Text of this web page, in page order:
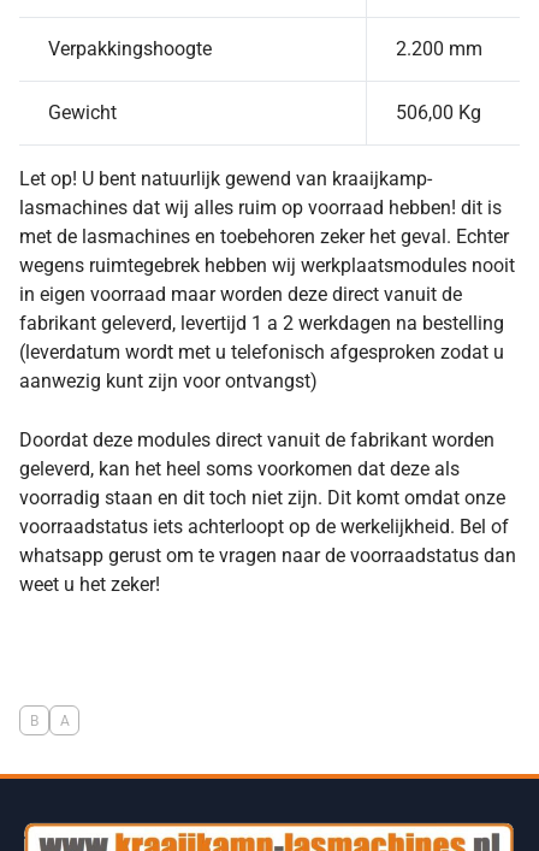
Verpakkingshoogte 2.200 mm
Gewicht 506,00 Kg
Let op! U bent natuurlijk gewend van kraaijkamp-
lasmachines dat wij alles ruim op voorraad hebben! dit is
met de lasmachines en toebehoren zeker het geval. Echter
wegens ruimtegebrek hebben wij werkplaatsmodules nooit
in eigen voorraad maar worden deze direct vanuit de
fabrikant geleverd, levertijd 1 a 2 werkdagen na bestelling
(leverdatum wordt met u telefonisch afgesproken zodat u
aanwezig kunt zijn voor ontvangst)
Doordat deze modules direct vanuit de fabrikant worden
geleverd, kan het heel soms voorkomen dat deze als
voorradig staan en dit toch niet zijn. Dit komt omdat onze
voorraadstatus iets achterloopt op de werkelijkheid. Bel of
whatsapp gerust om te vragen naar de voorraadstatus dan
weet u het zeker!
B A